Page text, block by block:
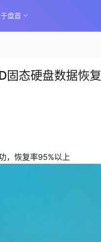
盘首
固态硬盘数据恢复
，恢复率95%以上